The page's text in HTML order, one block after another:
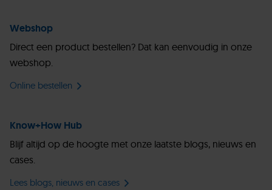
Webshop
Direct een product bestellen? Dat kan eenvoudig in onze
webshop.
Online bestellen
Know+How Hub
Blijf altijd op de hoogte met onze laatste blogs, nieuws en
cases.
Lees blogs, nieuws en cases